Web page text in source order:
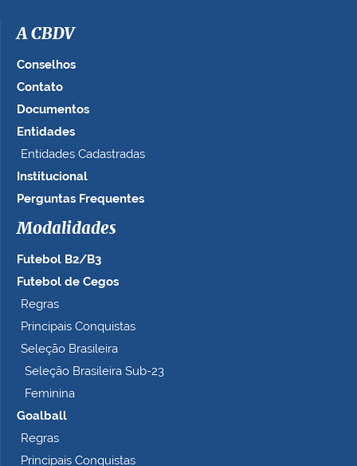
A CBDV
Conselhos
Contato
Documentos
Entidades
Entidades Cadastradas
Institucional
Perguntas Frequentes
Modalidades
Futebol B2/B3
Futebol de Cegos
Regras
Principais Conquistas
Seleção Brasileira
Seleção Brasileira Sub-23
Feminina
Goalball
Regras
Principais Conquistas